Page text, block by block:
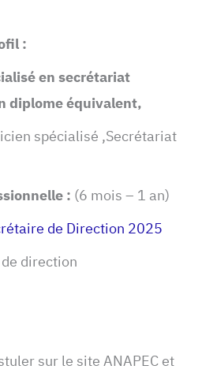
:
en secrétariat
diplome équivalent,
spécialisé ,Secrétariat
: (6 mois – 1 an)
de Direction 2025
direction
sur le site ANAPEC et